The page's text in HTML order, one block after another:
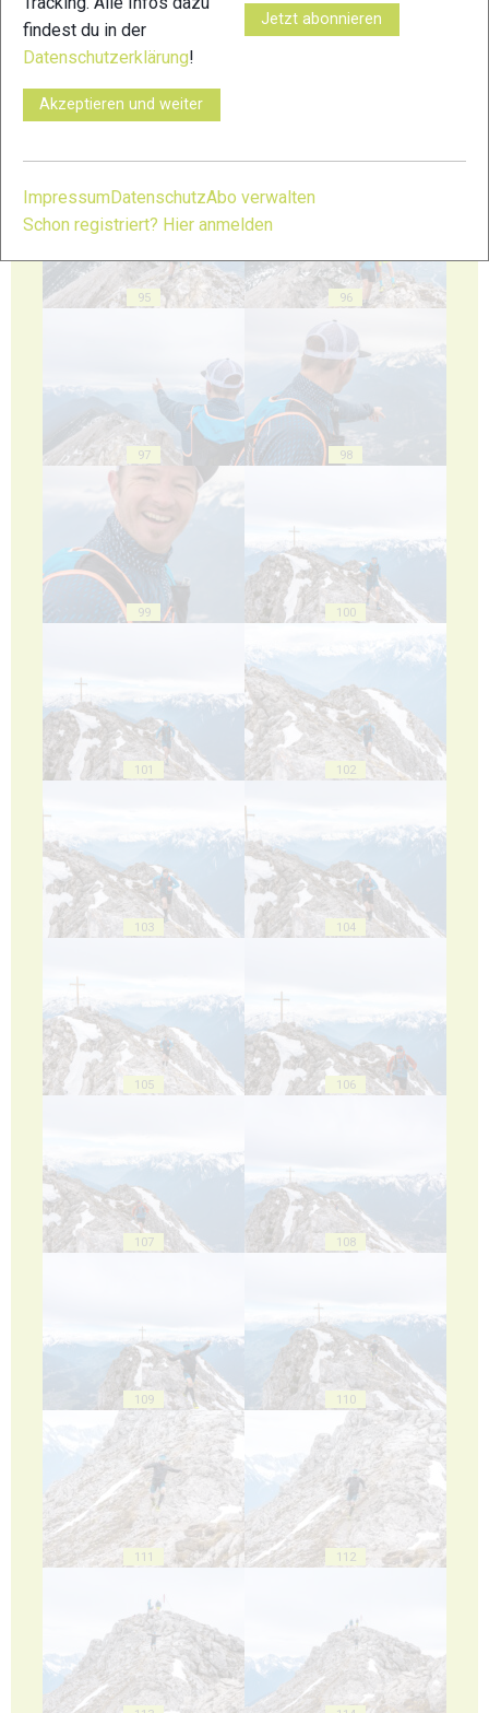
95 96
97 98
99 100
101 102
103 104
105 106
107 108
109 110
111 112
findest du in der
Datenschutzerklärung!
Akzeptieren und weiter
Jetzt abonnieren
Impressum DatenschutzAbo verwalten
Schon registriert? Hier anmelden